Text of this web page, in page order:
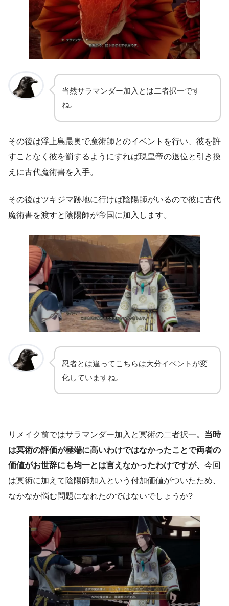
当然サラマンダー加入とは二者択一です
ね。
その後は浮上島最奥で魔術師とのイベントを行い、彼を許
すことなく彼を罰するようにすれば現皇帝の退位と引き換
えに古代魔術書を入手。
その後はツキジマ跡地に行けば陰陽師がいるので彼に古代
魔術書を渡すと陰陽師が帝国に加入します。
忍者とは違ってこちらは大分イベントが変
化していますね。
リメイク前ではサラマンダー加入と冥術の二者択一。 当時
は冥術の評価が極端に高いわけではなかったことで両者の
価値がお世辞にも均一とは言えなかったわけですが、 今回
は冥術に加えて陰陽師加入という付加価値がついたため、
なかなか悩む問題になれたのではないでしょうか?